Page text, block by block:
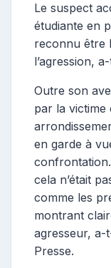
Le suspect
étudiante en
reconnu être
l’agression,
Outre son
par la victime
en garde à
cela n’était
comme les
montrant
agresseur, a-
Presse.